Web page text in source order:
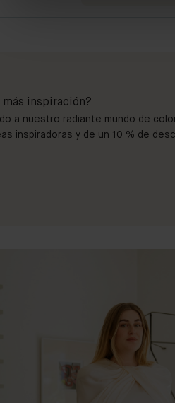
más inspiración?
a nuestro radiante mundo de
inspiradoras y de un 10 % de